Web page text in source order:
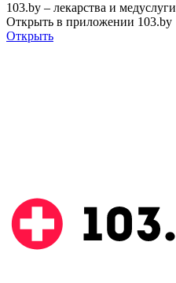
103.by – лекарства и медуслуги
Открыть в приложении 103.by
Открыть